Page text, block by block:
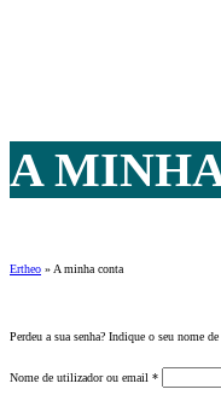
A
Ertheo » A minha conta
Perdeu a sua senha? Indique o seu nome
Nome de utilizador ou email *